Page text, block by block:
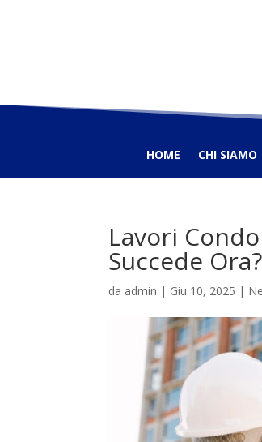
HOME CHI SIAMO
Lavori
Succede Ora?
da admin | Giu 10, 2025 |